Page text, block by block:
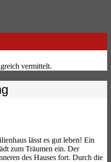
vermittelt.
lässt es gut leben! Ein
zum Träumen ein. Der
des Hauses fort. Durch die